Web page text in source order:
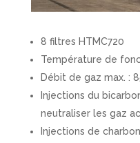
8 filtres HTMC720
Température de
Débit de gaz max. :
Injections du
neutraliser les gaz
Injections de